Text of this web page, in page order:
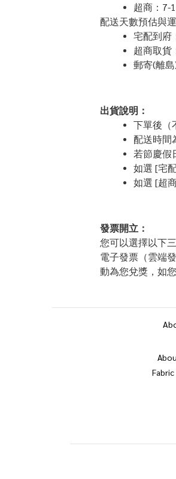
超商：7-
配送天數預估與
宅配到府
超商取貨
郵寄(離
出貨說明：
下單後（
配送時間
若節慶假
如選 [宅
如選 [超
發票開立：
您可以選擇以下
電子發票（雲端
動為您兌獎，如
Fabric